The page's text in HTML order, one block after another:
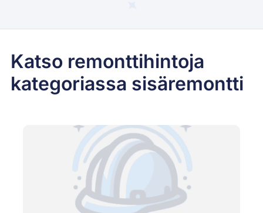
Katso remonttihintoja
kategoriassa sisäremontti